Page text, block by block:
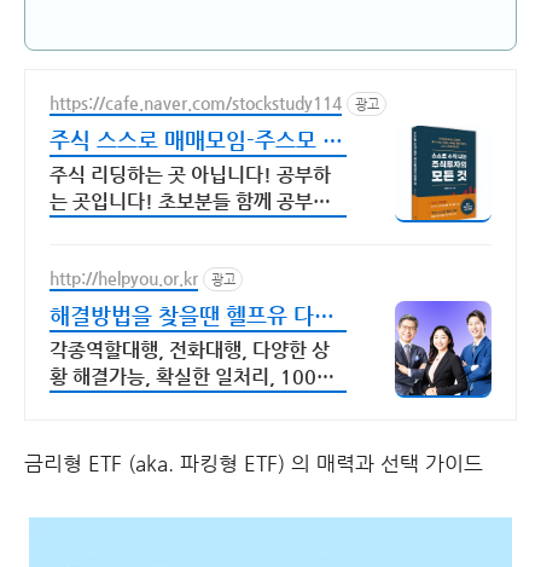
https://cafe.naver.com/stockstudy114 광고
주식 스스로 매매모임-주스모 스
스로 공부법을 배웁니다 !
주식 리딩하는 곳 아닙니다! 공부하
는 곳입니다! 초보분들 함께 공부하
http://helpyou.or.kr 광고
해결방법을 찾을땐 헬프유 다양
하고 어려운 상황해결가능
각종역할대행, 전화대행, 다양한 상
황 해결가능, 확실한 일처리, 100%
해결이 가능합니다.
금리형 ETF (aka. 파킹형 ETF) 의 매력과 선택 가이드